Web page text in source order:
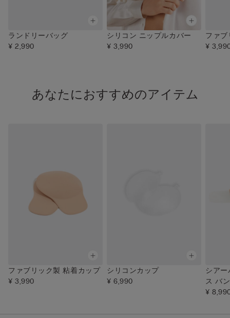
ランドリーバッグ
¥ 2,990
シリコン ニップルカバー
¥ 3,990
ファ
¥
あなたにおすすめのアイテム
ファブリック製 粘着カップ
¥ 3,990
シリコンカップ
¥ 6,990
シア
ス バ
¥